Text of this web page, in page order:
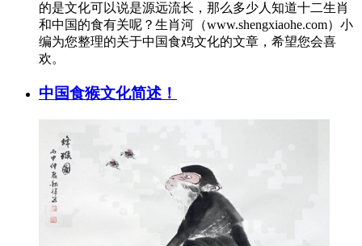
的是文化可以说是源远流长，那么多少人知道十二生肖
和中国的食有关呢？生肖河（www.shengxiaohe.com）小
编为您整理的关于中国食鸡文化的文章，希望您会喜
欢。
中国食猴文化简述！